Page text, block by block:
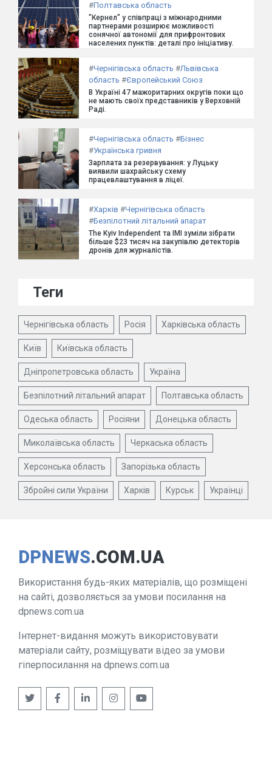
#Полтавська область
"Кернел" у співпраці з міжнародними
партнерами розширює можливості
сонячної автономії для прифронтових
населених пунктів: деталі про ініціативу.
#Чернігівська область #Львівська
область #Європейський Союз
В Україні 47 мажоритарних округів поки що
не мають своїх представників у Верховній
Раді.
#Чернігівська область #Бізнес
#Українська гривня
Зарплата за резервування: у Луцьку
виявили шахрайську схему
працевлаштування в ліцеї.
#Харків #Чернігівська область
#Безпілотний літальний апарат
The Kyiv Independent та ІМІ зуміли зібрати
більше $23 тисяч на закупівлю детекторів
дронів для журналістів.
Теги
Чернігівська область Росія Харківська область
Київ Київська область
Дніпропетровська область Україна
Безпілотний літальний апарат Полтавська область
Одеська область Росіяни Донецька область
Миколаївська область Черкаська область
Херсонська область Запорізька область
Збройні сили України Харків Курськ Українці
DPNEWS.COM.UA
Використання будь-яких матеріалів, що розміщені
на сайті, дозволяється за умови посилання на
dpnews.com.ua
Інтернет-видання можуть використовувати
матеріали сайту, розміщувати відео за умови
гіперпосилання на dpnews.com.ua